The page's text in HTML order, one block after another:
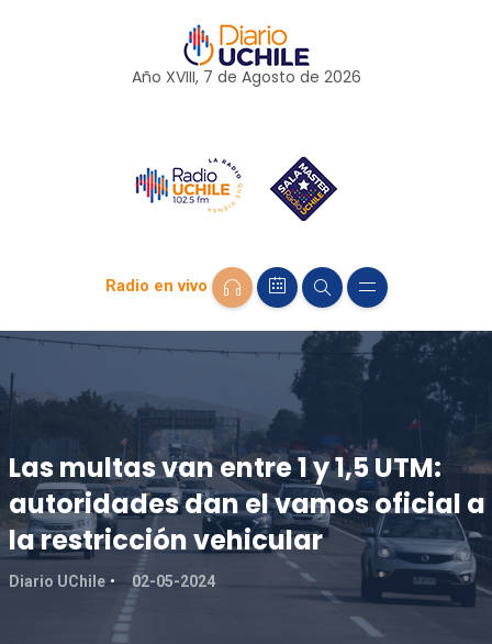
Año XVIII, 7 de Agosto de 2026
Radio en vivo
Las multas van entre 1 y 1,5 UTM:
autoridades dan el vamos oficial a
la restricción vehicular
Diario UChile 02-05-2024